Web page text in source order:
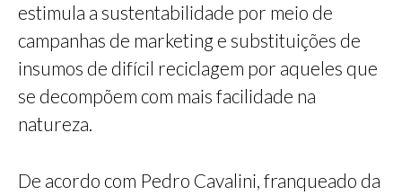
estimula a sustentabilidade por meio de
campanhas de marketing e substituições de
insumos de difícil reciclagem por aqueles que
se decompõem com mais facilidade na
natureza.
De acordo com Pedro Cavalini, franqueado da